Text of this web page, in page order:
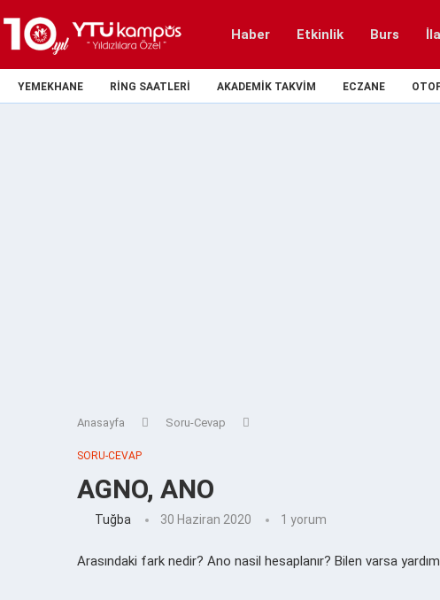
Haber Etkinlik Burs
YEMEKHANE RING SAATLERI AKADEMIK TAKVIM ECZANE
Anasayfa Soru-Cevap
SORU-CEVAP
AGNO, ANO
Tuğba 30 Haziran 2020 1 yorum
Arasındaki fark nedir? Ano nasil hesaplanır? Bilen varsa